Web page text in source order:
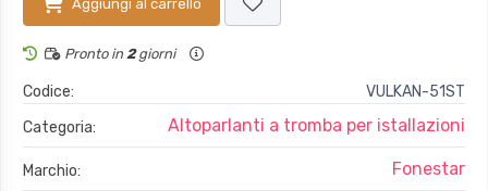
Aggiungi al carrello
Pronto in 2giorni
Codice:
VULKAN-51ST
Categoria:
Altoparlanti a tromba per istallazioni
Marchio: Fonestar